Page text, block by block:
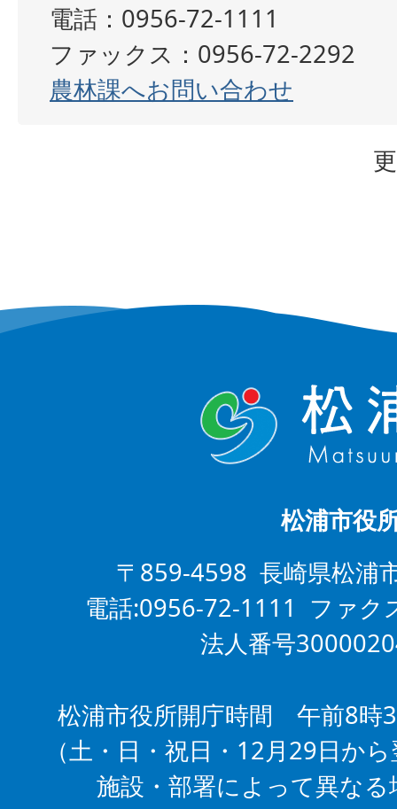
電話：0956-72-1111
ファックス：0956-72-2292
農林課へお問い合わせ
松浦市役
〒859-4598 長崎県松浦
電話:0956-72-1111 ファ
法人番号
松浦市役所開庁時間 午前8時
（土・日・祝日・12月29日か
施設・部署によって異な